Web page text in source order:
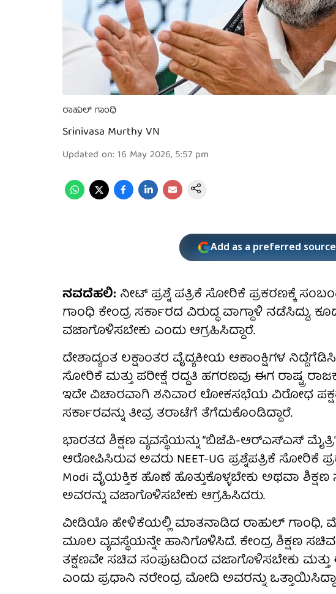
ರಾಹುಲ್ ಗಾಂಧಿ
Srinivasa Murthy VN
Updated on:16 May 2026, 5:57 pm
Add as a preferred
ನವದೆಹಲಿ: ನೀಟ್ ಪ್ರಶ್ನೆ ಪತ್ರಿಕೆ ಸೋರಿಕೆ ಪ್ರಕರಣಕ್ಕೆ
ಗಾಂಧಿ ಕೇಂದ್ರ ಸರ್ಕಾರದ ವಿರುದ್ಧ ವಾಗ್ದಾಳಿ ನಡೆಸಿದ್ದು,
ವಜಾಗೊಳಿಸಬೇಕು ಎಂದು ಆಗ್ರಹಿಸಿದ್ದಾರೆ.
ದೇಶಾದ್ಯಂತ ಲಕ್ಷಾಂತರ ವೈದ್ಯಕೀಯ ಆಕಾಂಕ್ಷಿಗಳ
ಸೋರಿಕೆ ಮತ್ತು ಪರೀಕ್ಷೆ ರದ್ದತಿ ಹಗರಣವು ಈಗ ರಾಷ್ಟ್ರ
ಇದೇ ವಿಚಾರವಾಗಿ ಶನಿವಾರ ಲೋಕಸಭೆಯ ವಿರೋಧ
ಸರ್ಕಾರವನ್ನು ತೀವ್ರ ತರಾಟೆಗೆ ತೆಗೆದುಕೊಂಡಿದ್ದಾರೆ.
ಭಾರತದ ಶಿಕ್ಷಣ ವ್ಯವಸ್ಥೆಯನ್ನು “ಬಿಜೆಪಿ-ಆರ್‌ಎಸ್‌ಎಸ್
ಆರೋಪಿಸಿರುವ ಅವರು NEET-UG ಪ್ರಶ್ನೆಪತ್ರಿಕೆ ಸೋರಿಕೆ
Modi ವೈಯಕ್ತಿಕ ಹೊಣೆ ಹೊತ್ತುಕೊಳ್ಳಬೇಕು ಅಥವಾ ಶಿಕ್ಷಣ
ಅವರನ್ನು ವಜಾಗೊಳಿಸಬೇಕು ಆಗ್ರಹಿಸಿದರು.
ವೀಡಿಯೊ ಹೇಳಿಕೆಯಲ್ಲಿ ಮಾತನಾಡಿದ ರಾಹುಲ್ ಗಾಂಧಿ,
ಮೂಲ ವ್ಯವಸ್ಥೆಯನ್ನೇ ಹಾನಿಗೊಳಿಸಿದೆ. ಕೇಂದ್ರ ಶಿಕ್ಷಣ
ತಕ್ಷಣವೇ ಸಚಿವ ಸಂಪುಟದಿಂದ ವಜಾಗೊಳಿಸಬೇಕು ಮತ್ತು
ಎಂದು ಪ್ರಧಾನಿ ನರೇಂದ್ರ ಮೋದಿ ಅವರನ್ನು